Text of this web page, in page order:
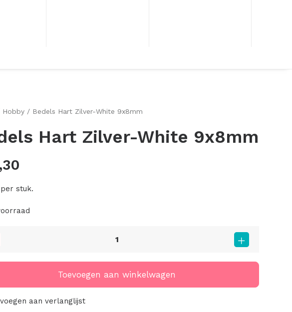
Hobby Bedels Hart Zilver-White 9x8mm
Hart Zilver-White 9x8mm
stuk.
Toevoegen aan winkelwagen
aan verlanglijst